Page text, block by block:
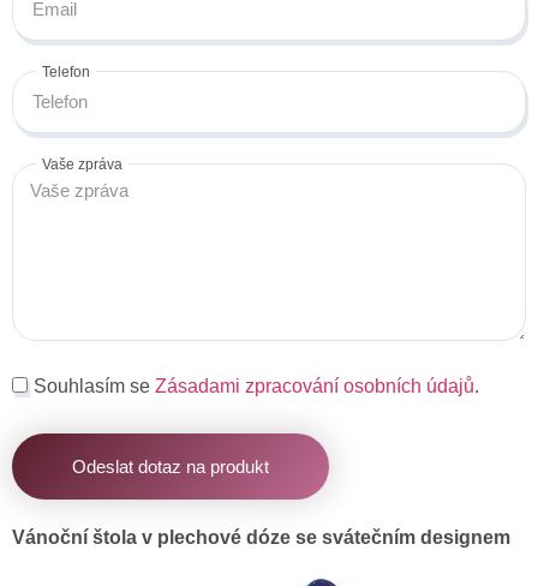
Telefon
Vaše zpráva
Souhlasím se Zásadami zpracování osobních údajů.
Odeslat dotaz na produkt
Vánoční štola v plechové dóze se svátečním designem